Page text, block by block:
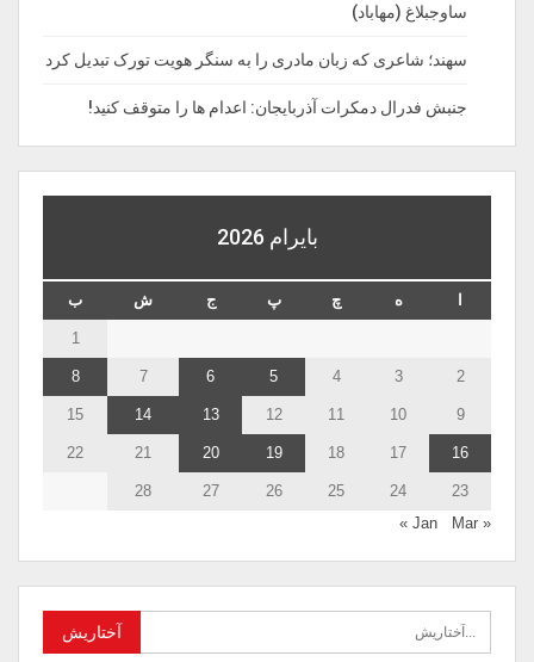
ساوجبلاغ (مهاباد)
سهند؛ شاعری که زبان مادری را به سنگر هویت تورک تبدیل کرد
جنبش فدرال دمکرات آذربایجان: اعدام ها را‌ متوقف‌ کنید!
بايرام 2026
پ ج ش ب
10
11
12
13
14
15
16
17
18
19
20
21
22
23
24
25
26
27
28
« Jan
Mar »